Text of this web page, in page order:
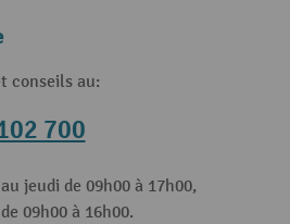
conseils au:
700
jeudi de 09h00 à 17h00,
09h00 à 16h00.